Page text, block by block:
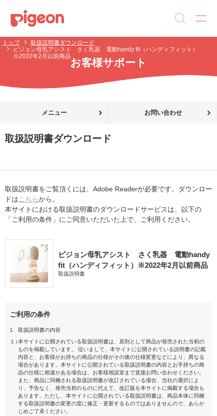
トップ
取扱説明書ダウンロード
ピジョン母乳アシスト さく乳器 電動handy fit（ハンディフィット）
※2022年2月以前商品
お客様サポート
メニュー お問い合わせ
取扱説明書ダウンロード
取扱説明書をご覧頂くには、Adobe Readerが必要です。ダウンロー
ドは こちらから。
本サイトにおける取扱説明書のダウンロードサービスは、以下の
「ご利用の条件」にご同意いただいた上で、ご利用ください。
ピジョン母乳アシスト さく乳器 電動handy
fit（ハンディフィット）※2022年2月以前商品
取扱説明書
ご利用の条件
1.
取扱説明書の内容
１）本サイトに公開されている取扱説明書は、原則として商品が発売された当初の
ものを掲載しています。 従いまして、本サイトに公開されている説明書の記載
内容と、お客様がお持ちの商品の仕様がその後の仕様変更などにより、異なる
場合があります。本サイトに公開されている取扱説明書の内容とお手持ちの商
品の仕様に相違がある場合は、お客様相談室まで直接お問い合わせください。
また、商品に同梱される取扱説明書が改訂されている場合、当社の選択によ
り、予告なく、発売当初のものに代えて、改訂版を本サイトに掲載する場合も
あります。ただし、本サイトに公開されている取扱説明書は、商品本体に同梱
する取扱説明書の変更の度に修正・更新するものではありませんので、あらか
じめご了承ください。